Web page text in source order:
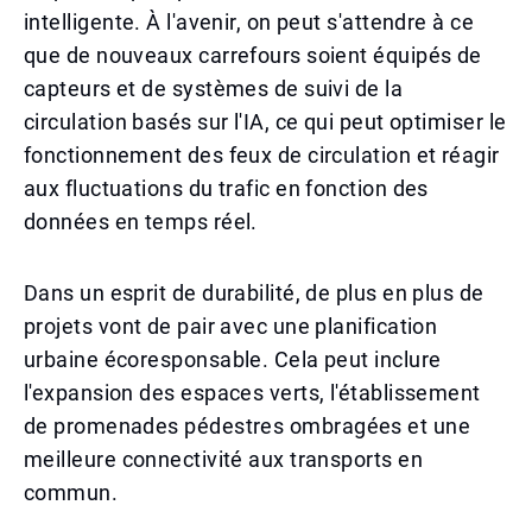
intelligente. À l'avenir, on peut s'attendre à ce
que de nouveaux carrefours soient équipés de
capteurs et de systèmes de suivi de la
circulation basés sur l'IA, ce qui peut optimiser le
fonctionnement des feux de circulation et réagir
aux fluctuations du trafic en fonction des
données en temps réel.
Dans un esprit de durabilité, de plus en plus de
projets vont de pair avec une planification
urbaine écoresponsable. Cela peut inclure
l'expansion des espaces verts, l'établissement
de promenades pédestres ombragées et une
meilleure connectivité aux transports en
commun.